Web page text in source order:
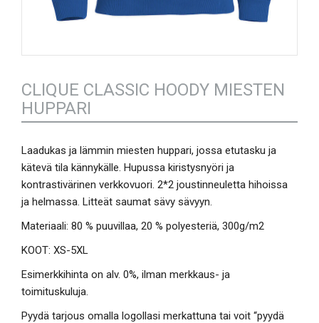
CLIQUE CLASSIC HOODY MIESTEN
HUPPARI
Laadukas ja lämmin miesten huppari, jossa etutasku ja
kätevä tila kännykälle. Hupussa kiristysnyöri ja
kontrastivärinen verkkovuori. 2*2 joustinneuletta hihoissa
ja helmassa. Litteät saumat sävy sävyyn.
Materiaali: 80 % puuvillaa, 20 % polyesteriä, 300g/m2
KOOT: XS-5XL
Esimerkkihinta on alv. 0%, ilman merkkaus- ja
toimituskuluja.
Pyydä tarjous omalla logollasi merkattuna tai voit “pyydä